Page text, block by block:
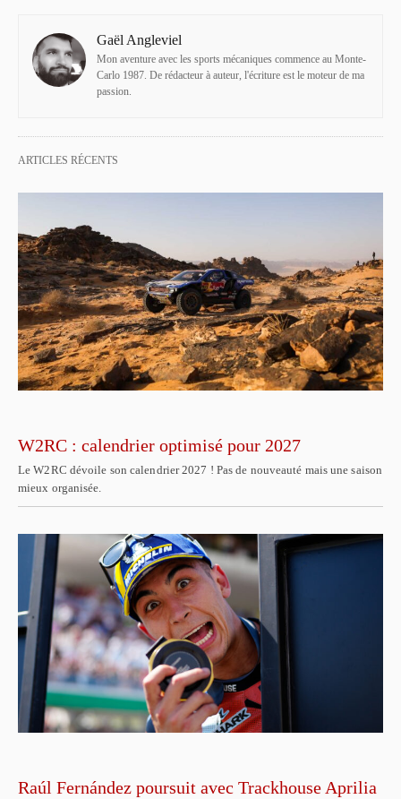
Gaël Angleviel
Mon aventure avec les sports mécaniques commence au Monte-
Carlo 1987. De rédacteur à auteur, l'écriture est le moteur de ma
passion.
ARTICLES RÉCENTS
W2RC : calendrier optimisé pour 2027
Le W2RC dévoile son calendrier 2027 ! Pas de nouveauté mais une saison
mieux organisée.
Raúl Fernández poursuit avec Trackhouse Aprilia